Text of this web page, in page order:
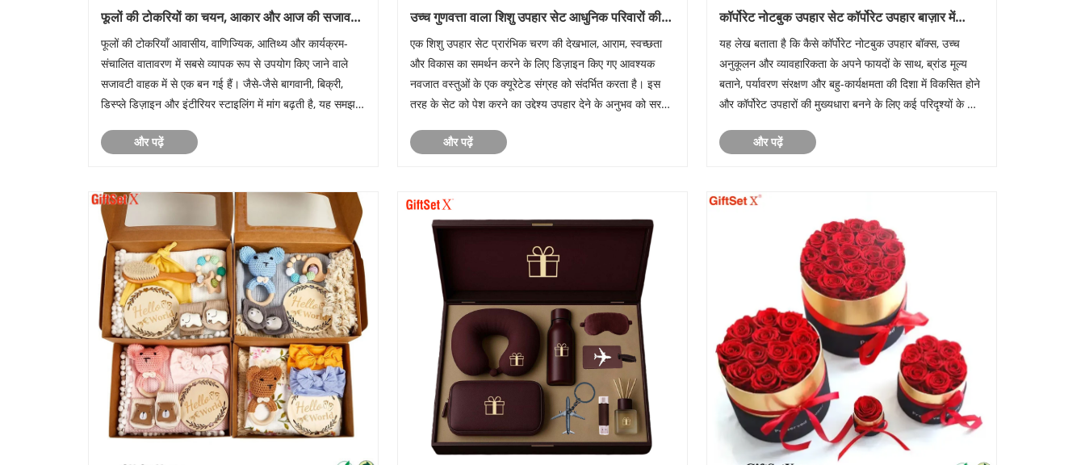
फूलों की टोकरियों का चयन, आकार और आज की सजावट
में कैसे एकीकृत किया जाता है?
फूलों की टोकरियाँ आवासीय, वाणिज्यिक, आतिथ्य और कार्यक्रम-
संचालित वातावरण में सबसे व्यापक रूप से उपयोग किए जाने वाले
सजावटी वाहक में से एक बन गई हैं। जैसे-जैसे बागवानी, बिक्री,
डिस्प्ले डिज़ाइन और इंटीरियर स्टाइलिंग में मांग बढ़ती है, यह समझना
और पढ़ें
उच्च गुणवत्ता वाला शिशु उपहार सेट आधुनिक परिवारों की
पसंदीदा पसंद क्यों बनता जा रहा है?
एक शिशु उपहार सेट प्रारंभिक चरण की देखभाल, आराम, स्वच्छता
और विकास का समर्थन करने के लिए डिज़ाइन किए गए आवश्यक
नवजात वस्तुओं के एक क्यूरेटेड संग्रह को संदर्भित करता है। इस
तरह के सेट को पेश करने का उद्देश्य उपहार देने के अनुभव को सरल
व्......
और पढ़ें
कॉर्पोरेट नोटबुक उपहार सेट कॉर्पोरेट उपहार बाज़ार में
मुख्यधारा की पसंद कैसे बन जाते हैं?
यह लेख बताता है कि कैसे कॉर्पोरेट नोटबुक उपहार बॉक्स, उच्च
अनुकूलन और व्यावहारिकता के अपने फायदों के साथ, ब्रांड मूल्य
बताने, पर्यावरण संरक्षण और बहु-कार्यक्षमता की दिशा में विकसित होने
और कॉर्पोरेट उपहारों की मुख्यधारा बनने के लिए कई परिदृश्यों के लिए
और पढ़ें